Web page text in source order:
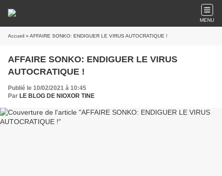
MENU
Accueil » AFFAIRE SONKO: ENDIGUER LE VIRUS AUTOCRATIQUE !
AFFAIRE SONKO: ENDIGUER LE VIRUS
AUTOCRATIQUE !
Publié le 10/02/2021 à 10:45
Par LE BLOG DE NIOXOR TINE